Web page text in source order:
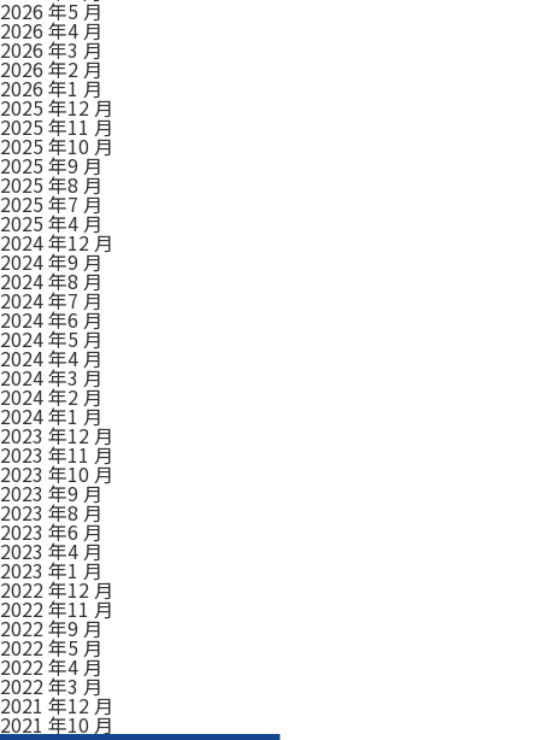
2026 年5 月
2026 年4 月
2026 年3 月
2026 年2 月
2026 年1 月
2025 年12 月
2025 年11 月
2025 年10 月
2025 年9 月
2025 年8 月
2025 年7 月
2025 年4 月
2024 年12 月
2024 年9 月
2024 年8 月
2024 年7 月
2024 年6 月
2024 年5 月
2024 年4 月
2024 年3 月
2024 年2 月
2024 年1 月
2023 年12 月
2023 年11 月
2023 年10 月
2023 年9 月
2023 年8 月
2023 年6 月
2023 年4 月
2023 年1 月
2022 年12 月
2022 年11 月
2022 年9 月
2022 年5 月
2022 年4 月
2022 年3 月
2021 年12 月
2021 年10 月